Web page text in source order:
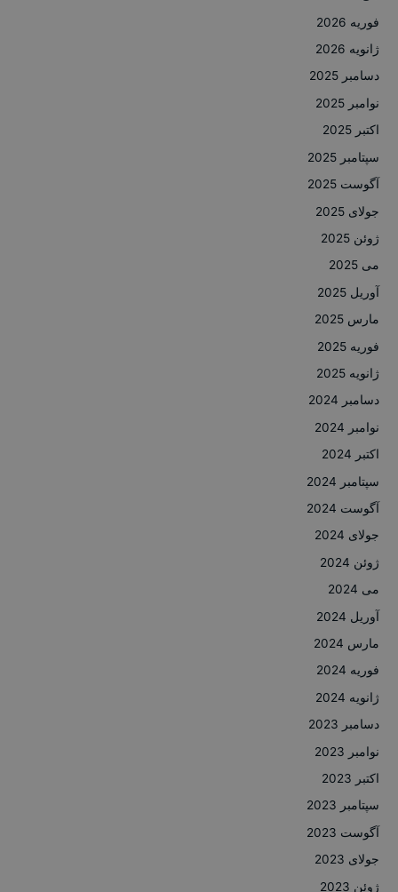
فوریه 2026
ژانویه 2026
دسامبر 2025
نوامبر 2025
اکتبر 2025
سپتامبر 2025
آگوست 2025
جولای 2025
ژوئن 2025
می 2025
آوریل 2025
مارس 2025
فوریه 2025
ژانویه 2025
دسامبر 2024
نوامبر 2024
اکتبر 2024
سپتامبر 2024
آگوست 2024
جولای 2024
ژوئن 2024
می 2024
آوریل 2024
مارس 2024
فوریه 2024
ژانویه 2024
دسامبر 2023
نوامبر 2023
اکتبر 2023
سپتامبر 2023
آگوست 2023
جولای 2023
ژوئن 2023